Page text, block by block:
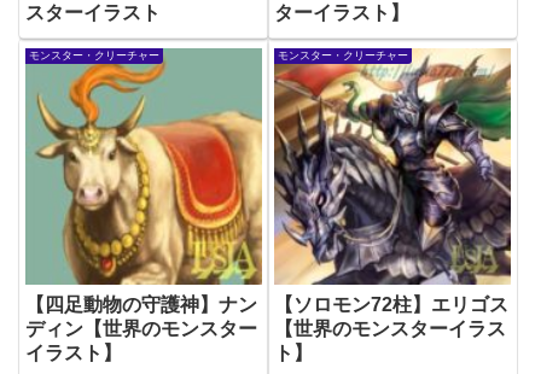
スターイラスト
ターイラスト】
モンスター・クリーチャー
【四足動物の守護神】ナン
ディン【世界のモンスター
イラスト】
モンスター・クリーチャー
【ソロモン72柱】エリゴス
【世界のモンスターイラス
ト】